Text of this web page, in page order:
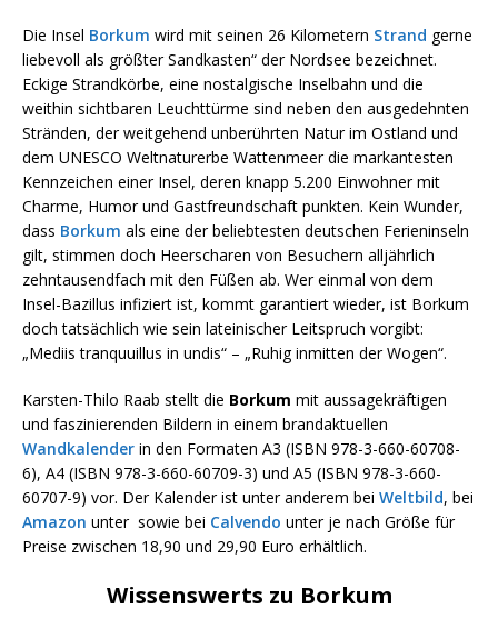
Die Insel Borkum wird mit seinen 26 Kilometern Strand gerne
liebevoll als größter Sandkasten“ der Nordsee bezeichnet.
Eckige Strandkörbe, eine nostalgische Inselbahn und die
weithin sichtbaren Leuchttürme sind neben den ausgedehnten
Stränden, der weitgehend unberührten Natur im Ostland und
dem UNESCO Weltnaturerbe Wattenmeer die markantesten
Kennzeichen einer Insel, deren knapp 5.200 Einwohner mit
Charme, Humor und Gastfreundschaft punkten. Kein Wunder,
dass Borkum als eine der beliebtesten deutschen Ferieninseln
gilt, stimmen doch Heerscharen von Besuchern alljährlich
zehntausendfach mit den Füßen ab. Wer einmal von dem
Insel-Bazillus infiziert ist, kommt garantiert wieder, ist Borkum
doch tatsächlich wie sein lateinischer Leitspruch vorgibt:
„Mediis tranquuillus in undis“ – „Ruhig inmitten der Wogen“.
Karsten-Thilo Raab stellt die Borkum mit aussagekräftigen
und faszinierenden Bildern in einem brandaktuellen
Wandkalender in den Formaten A3 (ISBN 978-3-660-60708-
6), A4 (ISBN 978-3-660-60709-3) und A5 (ISBN 978-3-660-
60707-9) vor. Der Kalender ist unter anderem bei Weltbild, bei
Amazon unter sowie bei Calvendo unter je nach Größe für
Preise zwischen 18,90 und 29,90 Euro erhältlich.
Wissenswerts zu Borkum